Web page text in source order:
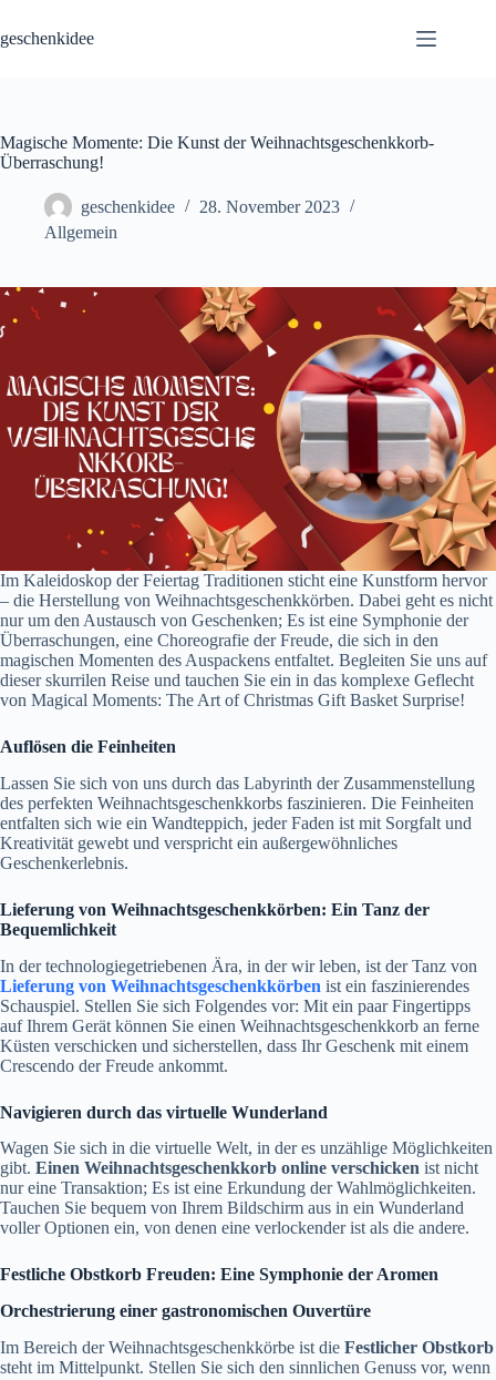
content
geschenkidee
Magische Momente: Die Kunst der Weihnachtsgeschenkkorb-
Überraschung!
geschenkidee
28. November 2023
Allgemein
Im Kaleidoskop der Feiertag Traditionen sticht eine Kunstform hervor
– die Herstellung von Weihnachtsgeschenkkörben. Dabei geht es nicht
nur um den Austausch von Geschenken; Es ist eine Symphonie der
Überraschungen, eine Choreografie der Freude, die sich in den
magischen Momenten des Auspackens entfaltet. Begleiten Sie uns auf
dieser skurrilen Reise und tauchen Sie ein in das komplexe Geflecht
von Magical Moments: The Art of Christmas Gift Basket Surprise!
Auflösen die Feinheiten
Lassen Sie sich von uns durch das Labyrinth der Zusammenstellung
des perfekten Weihnachtsgeschenkkorbs faszinieren. Die Feinheiten
entfalten sich wie ein Wandteppich, jeder Faden ist mit Sorgfalt und
Kreativität gewebt und verspricht ein außergewöhnliches
Geschenkerlebnis.
Lieferung von Weihnachtsgeschenkkörben: Ein Tanz der
Bequemlichkeit
In der technologiegetriebenen Ära, in der wir leben, ist der Tanz von
Lieferung von Weihnachtsgeschenkkörben ist ein faszinierendes
Schauspiel. Stellen Sie sich Folgendes vor: Mit ein paar Fingertipps
auf Ihrem Gerät können Sie einen Weihnachtsgeschenkkorb an ferne
Küsten verschicken und sicherstellen, dass Ihr Geschenk mit einem
Crescendo der Freude ankommt.
Navigieren durch das virtuelle Wunderland
Wagen Sie sich in die virtuelle Welt, in der es unzählige Möglichkeiten
gibt. Einen Weihnachtsgeschenkkorb online verschicken ist nicht
nur eine Transaktion; Es ist eine Erkundung der Wahlmöglichkeiten.
Tauchen Sie bequem von Ihrem Bildschirm aus in ein Wunderland
voller Optionen ein, von denen eine verlockender ist als die andere.
Festliche Obstkorb Freuden: Eine Symphonie der Aromen
Orchestrierung einer gastronomischen Ouvertüre
Im Bereich der Weihnachtsgeschenkkörbe ist die Festlicher Obstkorb
steht im Mittelpunkt. Stellen Sie sich den sinnlichen Genuss vor, wenn